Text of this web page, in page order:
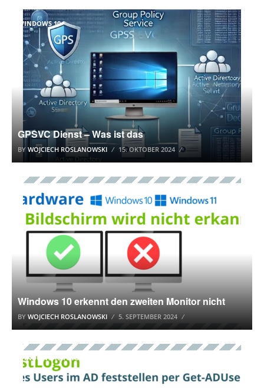
WINDOWS 10
GPSVC Dienst – Was ist das
BY WOJCIECH ROSLANOWSKI 15. OKTOBER 2024
WINDOWS 10 TUTORIAL
Windows 10 erkennt den zweiten Monitor nicht
BY WOJCIECH ROSLANOWSKI 5. SEPTEMBER 2024
WINDOWS 10 TUTORIAL